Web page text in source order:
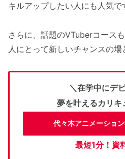
キルアップしたい人にも人気で
さらに、話題のVTuberコース
人にとって新しいチャンスの場
＼在学中にデ
夢を叶えるカリキ
代々木アニメーショ
最短1分！資